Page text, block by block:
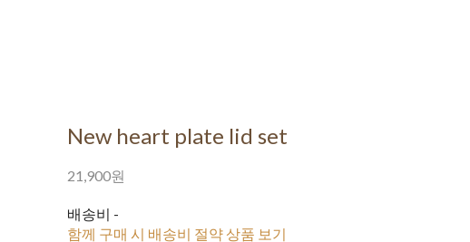
New heart plate lid set
21,900원
배송비 -
함께 구매 시 배송비 절약 상품 보기